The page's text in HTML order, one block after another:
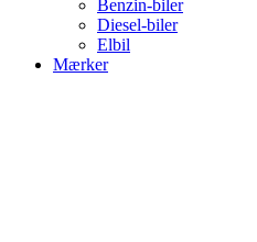
Benzin-biler
Diesel-biler
Elbil
Mærker